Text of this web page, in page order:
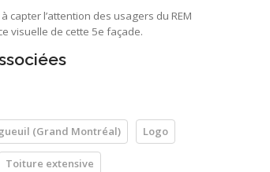
capter l’attention des usagers du REM
visuelle de cette 5e façade.
(Grand Montréal) Logo
Toiture extensive